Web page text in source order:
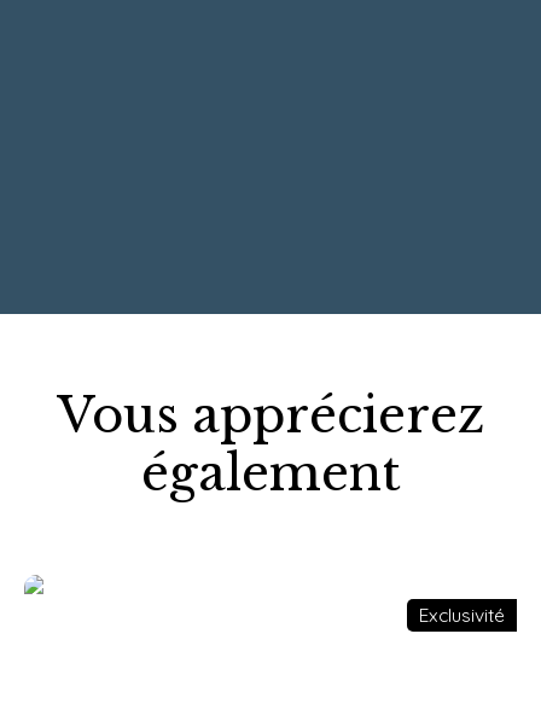
Vous apprécierez
également
Exclusivité